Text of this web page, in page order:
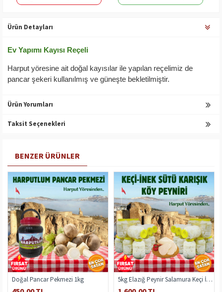
Ürün Detayları
Ev Yapımı Kayısı Reçeli
Harput yöresine ait doğal kayısılar ile yapılan reçelimiz de
pancar şekeri kullanılmış ve güneşte bekletilmiştir.
Ürün Yorumları
Taksit Seçenekleri
BENZER ÜRÜNLER
Doğal Pancar Pekmezi 1kg 5kg Elazığ Peynir Salamura Keçi İnek Sütü Karışık